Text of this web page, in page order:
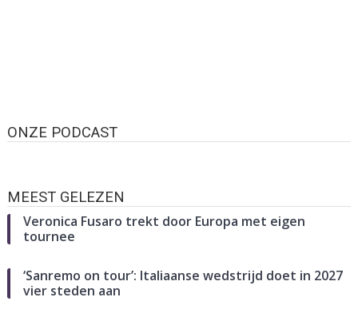
ONZE PODCAST
MEEST GELEZEN
Veronica Fusaro trekt door Europa met eigen
tournee
‘Sanremo on tour’: Italiaanse wedstrijd doet in 2027
vier steden aan